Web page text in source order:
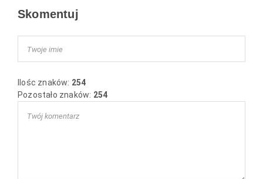
Skomentuj
Ilośc znaków: 254
Pozostało znaków: 254